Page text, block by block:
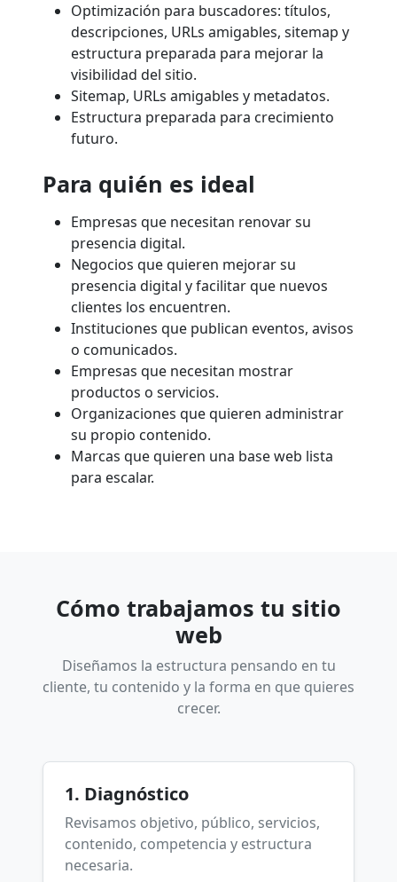
Optimización para buscadores: títulos,
descripciones, URLs amigables, sitemap y
estructura preparada para mejorar la
visibilidad del sitio.
Sitemap, URLs amigables y metadatos.
Estructura preparada para crecimiento
futuro.
Para quién es ideal
Empresas que necesitan renovar su
presencia digital.
Negocios que quieren mejorar su
presencia digital y facilitar que nuevos
clientes los encuentren.
Instituciones que publican eventos, avisos
o comunicados.
Empresas que necesitan mostrar
productos o servicios.
Organizaciones que quieren administrar
su propio contenido.
Marcas que quieren una base web lista
para escalar.
Cómo trabajamos tu sitio
web
Diseñamos la estructura pensando en tu
cliente, tu contenido y la forma en que quieres
crecer.
1. Diagnóstico
Revisamos objetivo, público, servicios,
contenido, competencia y estructura
necesaria.